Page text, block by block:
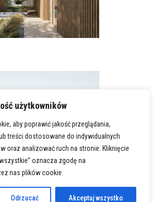
użytkowników
aby poprawić jakość przeglądania,
treści dostosowane do indywidualnych
oraz analizować ruch na stronie. Kliknięcie
oznacza zgodę na
nas plików cookie.
Odrzucać Akceptuj wszystko